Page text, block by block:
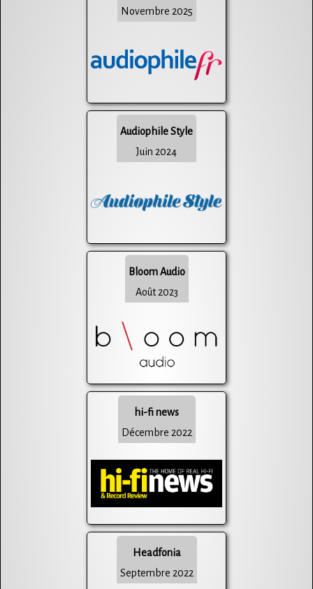
Novembre 2025
Audiophile Style
Juin 2024
Bloom Audio
Août 2023
hi-fi news
Décembre 2022
Headfonia
Septembre 2022